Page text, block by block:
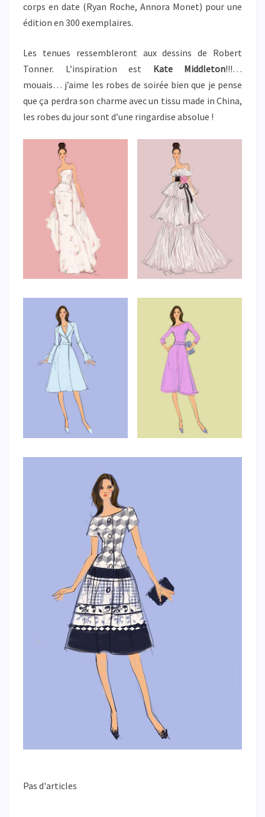
corps en date (Ryan Roche, Annora Monet) pour une
édition en 300 exemplaires.
Les tenues ressembleront aux dessins de Robert
Tonner. L’inspiration est Kate Middleton!!!…
mouais… j’aime les robes de soirée bien que je pense
que ça perdra son charme avec un tissu made in China,
les robes du jour sont d’une ringardise absolue !
Pas d'articles